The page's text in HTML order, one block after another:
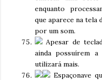
enquanto
que aparece na tela
por um som.
Apesar de
ainda possuírem
utilizará mais.
Espaçonave